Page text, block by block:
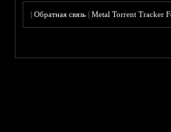
|Обратная связь |Metal Torrent Tracker